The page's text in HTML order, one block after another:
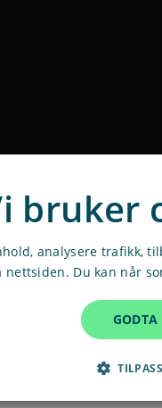
bruker
analysere trafikk,
nettsiden. Du kan når
GODTA